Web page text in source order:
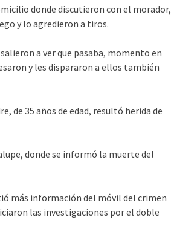
donde discutieron con el morador,
y lo agredieron a tiros.
a ver que pasaba, momento en
y les dispararon a ellos también
de 35 años de edad, resultó herida de
donde se informó la muerte del
más información del móvil del crimen
las investigaciones por el doble